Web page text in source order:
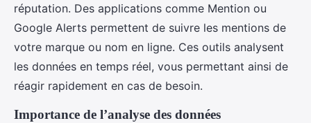
réputation. Des applications comme Mention ou
Google Alerts permettent de suivre les mentions de
votre marque ou nom en ligne. Ces outils analysent
les données en temps réel, vous permettant ainsi de
réagir rapidement en cas de besoin.
Importance de l’analyse des données